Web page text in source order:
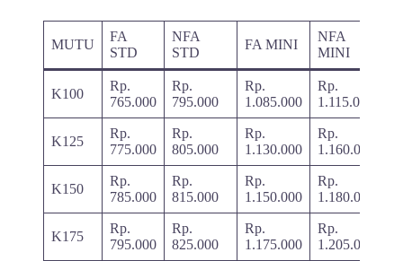
MUTU
FA
STD
NFA
STD
FA MINI
NFA
MINI
K100
Rp.
765.000
Rp.
795.000
Rp.
1.085.000
Rp.
1.115.000
K125
Rp.
775.000
Rp.
805.000
Rp.
1.130.000
Rp.
1.160.000
K150
Rp.
785.000
Rp.
815.000
Rp.
1.150.000
Rp.
1.180.000
K175
Rp.
795.000
Rp.
825.000
Rp.
1.175.000
Rp.
1.205.000